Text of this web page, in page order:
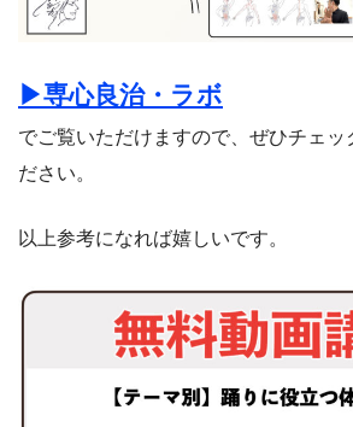
▶︎専心良治・ラボ
でご覧いただけますので、ぜひチェッ
ださい。
以上参考になれば嬉しいです。